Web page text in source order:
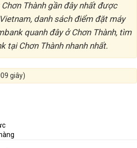
Thành gần đây nhất được
danh sách điểm đặt máy
quanh đây ở Chơn Thành, tìm
tại Chơn Thành nhanh nhất.
giây)